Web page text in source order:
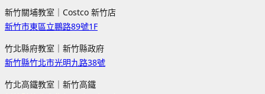
新竹關埔教室｜Costco 新竹店
新竹市東區立鵬路89號1F
竹北縣府教室｜新竹縣政府
新竹縣竹北市光明九路38號
竹北高鐵教室｜新竹高鐵